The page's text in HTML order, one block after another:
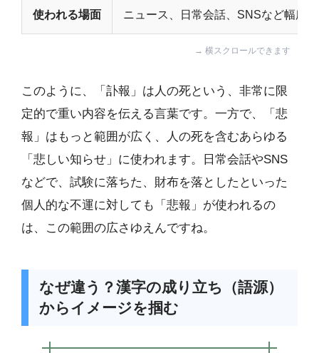
使われる場面 ニュース、日常会話、SNSなど幅広く
このように、「訃報」は人の死という、非常に限
定的で重い内容を伝える言葉です。一方で、「悲
報」はもっと範囲が広く、人の死を含むあらゆる
「悲しい知らせ」に使われます。日常会話やSNS
などで、試験に落ちた、財布を落としたといった
個人的な不運に対しても「悲報」が使われるの
は、この範囲の広さゆえんですね。
なぜ違う？漢字の成り立ち（語源）
からイメージを掴む